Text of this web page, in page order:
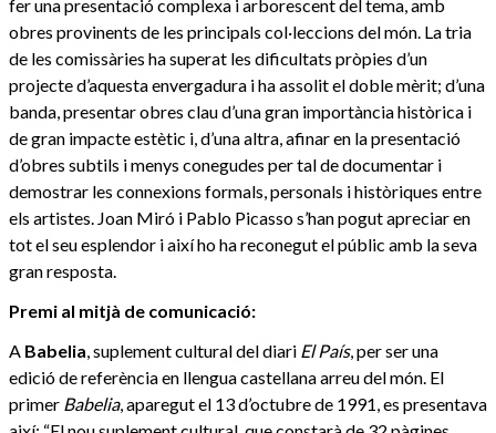
fer una presentació complexa i arborescent del tema, amb
obres provinents de les principals col·leccions del món. La tria
de les comissàries ha superat les dificultats pròpies d’un
projecte d’aquesta envergadura i ha assolit el doble mèrit; d’una
banda, presentar obres clau d’una gran importància històrica i
de gran impacte estètic i, d’una altra, afinar en la presentació
d’obres subtils i menys conegudes per tal de documentar i
demostrar les connexions formals, personals i històriques entre
els artistes. Joan Miró i Pablo Picasso s’han pogut apreciar en
tot el seu esplendor i així ho ha reconegut el públic amb la seva
gran resposta.
Premi al mitjà de comunicació:
A Babelia, suplement cultural del diari El País, per ser una
edició de referència en llengua castellana arreu del món. El
primer Babelia, aparegut el 13 d’octubre de 1991, es presentava